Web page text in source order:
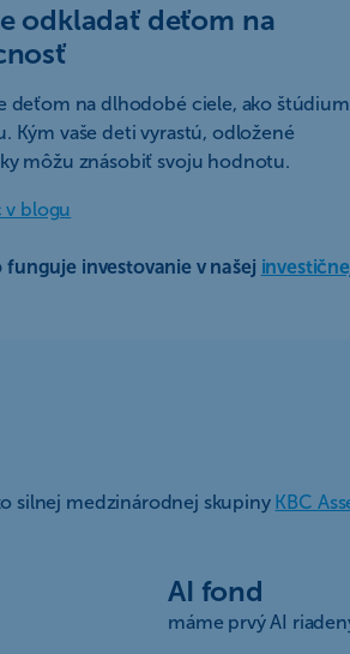
odkladať deťom na
deťom na dlhodobé ciele, ako
Kým vaše deti vyrastú, odložené
môžu znásobiť svoju hodnotu.
v blogu
funguje investovanie v našej
silnej medzinárodnej skupiny KBC
AI fond
máme prvý AI